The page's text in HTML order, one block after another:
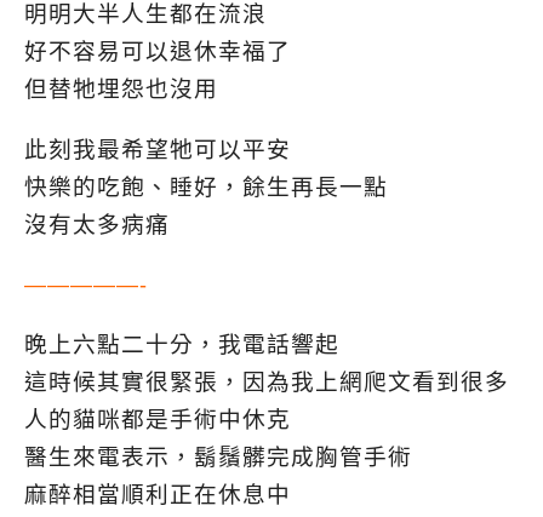
明明大半人生都在流浪
好不容易可以退休幸福了
但替牠埋怨也沒用
此刻我最希望牠可以平安
快樂的吃飽、睡好，餘生再長一點
沒有太多病痛
—————-
晚上六點二十分，我電話響起
這時候其實很緊張，因為我上網爬文看到很多
人的貓咪都是手術中休克
醫生來電表示，鬍鬚髒完成胸管手術
麻醉相當順利正在休息中